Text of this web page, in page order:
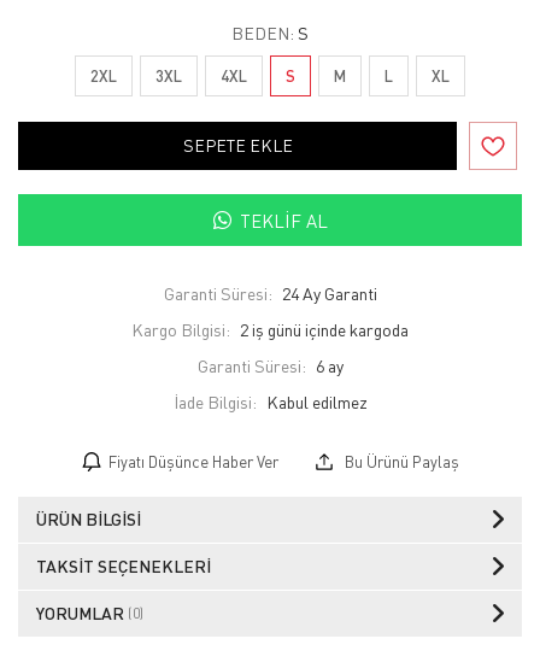
BEDEN: S
2XL 3XL 4XL S M L XL
SEPETE EKLE
TEKLIF AL
Garanti Süresi: 24 Ay Garanti
Kargo Bilgisi: 2 iş günü içinde kargoda
Garanti Süresi: 6 ay
İade Bilgisi:
Fiyatı Düşünce Haber Ver Bu Ürünü Paylaş
ÜRÜN BILGISI
TAKSIT SEÇENEKLERI
YORUMLAR (0)